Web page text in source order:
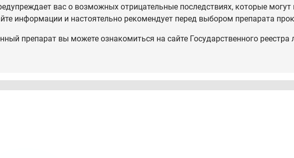
вас о возможных отрицательные последствиях, которые могут
информации и настоятельно рекомендует перед выбором препарата
препарат вы можете ознакомиться на сайте Государственного реестра